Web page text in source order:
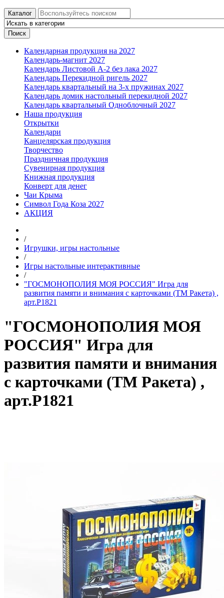
Каталог
Поиск
Календарная продукция на 2027
Календарь-магнит 2027
Календарь Листовой А-2 без лака 2027
Календарь Перекидной ригель 2027
Календарь квартальный на 3-х пружинах 2027
Календарь домик настольный перекидной 2027
Календарь квартальный Одноблочный 2027
Наша продукция
Открытки
Календари
Канцелярская продукция
Творчество
Праздничная продукция
Сувенирная продукция
Книжная продукция
Конверт для денег
Чаи Крыма
Символ Года Коза 2027
АКЦИЯ
/
Игрушки, игры настольные
/
Игры настольные интерактивные
/
"ГОСМОНОПОЛИЯ МОЯ РОССИЯ" Игра для
развития памяти и внимания с карточками (ТМ Ракета) ,
арт.Р1821
"ГОСМОНОПОЛИЯ МОЯ
РОССИЯ" Игра для
развития памяти и внимания
с карточками (ТМ Ракета) ,
арт.Р1821